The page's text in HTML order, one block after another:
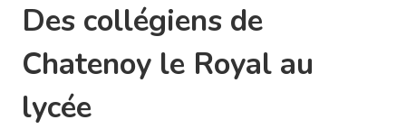
Des collégiens de
Chatenoy le Royal au
lycée